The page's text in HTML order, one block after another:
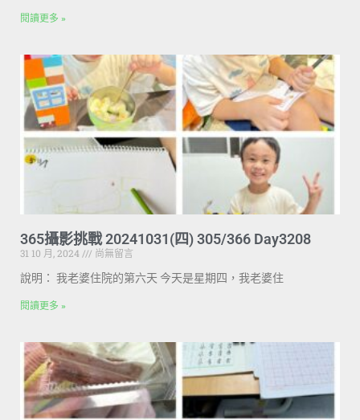
閱讀更多 »
365攝影挑戰 20241031(四) 305/366 Day3208
31 10 月, 2024
尚無留言
說明： 我老婆住院的第六天 今天是星期四，我老婆住
閱讀更多 »